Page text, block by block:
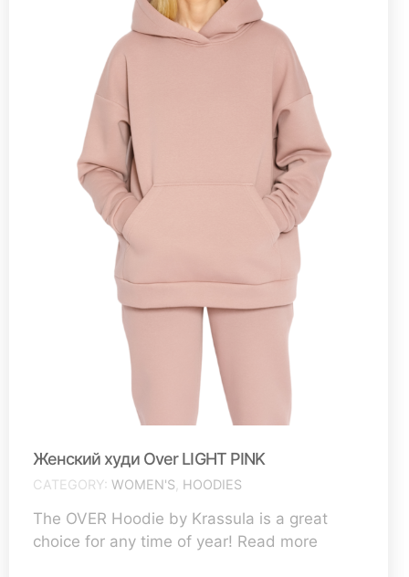
Женский худи Over LIGHT PINK
CATEGORY WOMEN'S HOODIES
The OVER Hoodie by Krassula is a great
choice for any time of year! Read more